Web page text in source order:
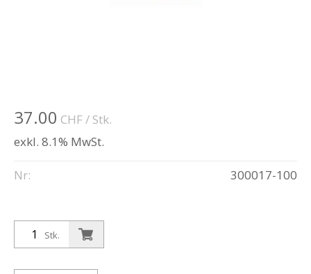
37.00 CHF/ Stk.
exkl. 8.1% MwSt.
Nr: 300017-100
Stk.